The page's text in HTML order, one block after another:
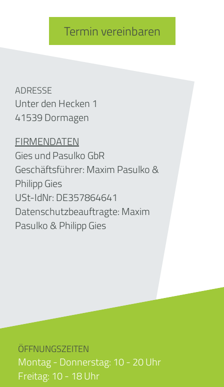
Termin vereinbaren
ADRESSE
Unter den Hecken 1
41539 Dormagen
FIRMENDATEN
Gies und Pasulko GbR
Geschäftsführer: Maxim Pasulko &
Philipp Gies
USt-IdNr: DE357864641
Datenschutzbeauftragte: Maxim
Pasulko & Philipp Gies
ÖFFNUNGSZEITEN
Montag - Donnerstag: 10 - 20 Uhr
Freitag: 10 - 18 Uhr